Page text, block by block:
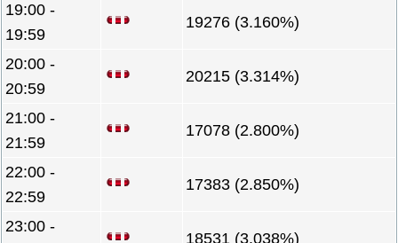
19:00 -
19:59
19276 (3.160%)
20:00 -
20:59
20215 (3.314%)
21:00 -
21:59
17078 (2.800%)
22:00 -
22:59
17383 (2.850%)
23:00 -
18531 (3.038%)